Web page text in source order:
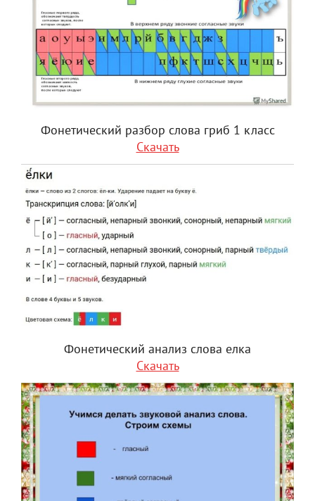
Фонетический разбор слова гриб 1 класс
Скачать
Фонетический анализ слова елка
Скачать